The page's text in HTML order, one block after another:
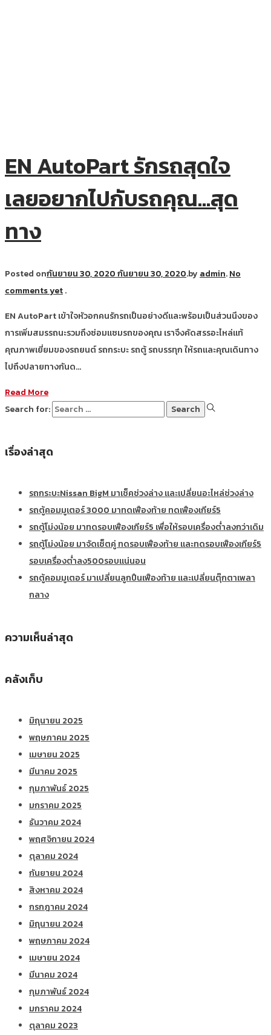
EN AutoPart รักรถสุดใจ
เลยอยากไปกับรถคุณ…สุด
ทาง
Posted onกันยายน 30, 2020กันยายน 30, 2020.byadmin.No
comments yet.
EN AutoPart เข้าใจหัวอกคนรักรถเป็นอย่างดีและพร้อมเป็นส่วนนึงของ
การเพิ่มสมรรถนะรวมถึงซ่อมแซมรถของคุณ เราจึงคัดสรรอะไหล่แท้
คุณภาพเยี่ยมของรถยนต์ รถกระบะ รถตู้ รถบรรทุก ให้รถและคุณเดินทาง
ไปถึงปลายทางกันด…
Read More
Search for:
เรื่องล่าสุด
รถกระบะNissan BigM มาเช็คช่วงล่าง และเปลี่ยนอะไหล่ช่วงล่าง
รถตู้คอมมูเตอร์ 3000 มาทดเฟืองท้าย ทดเฟืองเกียร์5
รถตู้โม่งน้อย มาทดรอบเฟืองเกียร์5 เพื่อให้รอบเครื่องต่ำลงกว่าเดิม
รถตู้โม่งน้อย มาจัดเซ็ตคู่ ทดรอบเฟืองท้าย และทดรอบเฟืองเกียร์5
รอบเครื่องต่ำลง500รอบแน่นอน
รถตู้คอมมูเตอร์ มาเปลี่ยนลูกปืนเฟืองท้าย และเปลี่ยนตุ๊กตาเพลา
กลาง
ความเห็นล่าสุด
คลังเก็บ
มิถุนายน 2025
พฤษภาคม 2025
เมษายน 2025
มีนาคม 2025
กุมภาพันธ์ 2025
มกราคม 2025
ธันวาคม 2024
พฤศจิกายน 2024
ตุลาคม 2024
กันยายน 2024
สิงหาคม 2024
กรกฎาคม 2024
มิถุนายน 2024
พฤษภาคม 2024
เมษายน 2024
มีนาคม 2024
กุมภาพันธ์ 2024
มกราคม 2024
ตุลาคม 2023